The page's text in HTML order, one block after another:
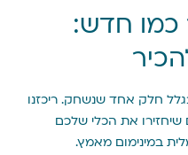
כמו חדש:
חלק אחד שנשחק. ריכזנו
את הכלי שלכם
במינימום מאמץ.